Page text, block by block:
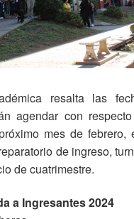
resalta las
agendar con
mes de febrero,
de ingreso,
de cuatrimestre.
a Ingresantes 2024